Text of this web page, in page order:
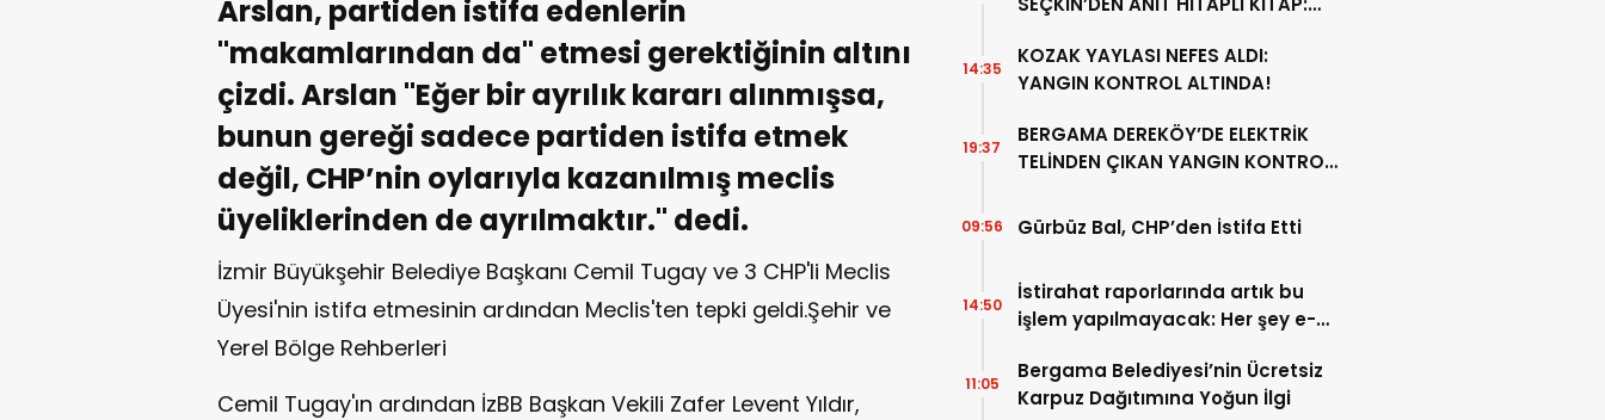
Arslan, partiden istifa edenlerin
"makamlarından da" etmesi gerektiğinin altını
çizdi. Arslan "Eğer bir ayrılık kararı alınmışsa,
bunun gereği sadece partiden istifa etmek
değil, CHP’nin oylarıyla kazanılmış meclis
üyeliklerinden de ayrılmaktır." dedi.
İzmir Büyükşehir Belediye Başkanı Cemil Tugay ve 3 CHP'li Meclis
Üyesi'nin istifa etmesinin ardından Meclis'ten tepki geldi.Şehir ve
Yerel Bölge Rehberleri
Cemil Tugay'ın ardından İzBB Başkan Vekili Zafer Levent Yıldır,
KOZAK YAYLASI NEFES ALDI:
YANGIN KONTROL ALTINDA!
14:35
BERGAMA DEREKÖY’DE ELEKTRİK
TELİNDEN ÇIKAN YANGIN KONTROL
19:37
Gürbüz Bal, CHP’den İstifa Etti
09:56
İstirahat raporlarında artık bu
işlem yapılmayacak: Her şey e-
14:50
Bergama Belediyesi’nin Ücretsiz
Karpuz Dağıtımına Yoğun İlgi
11:05